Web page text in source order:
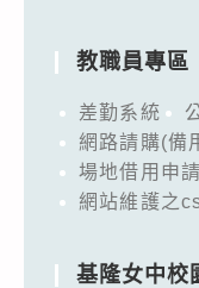
教職員專區
差勤系統
網路請購(備
場地借用申
網站維護之
基隆女中校